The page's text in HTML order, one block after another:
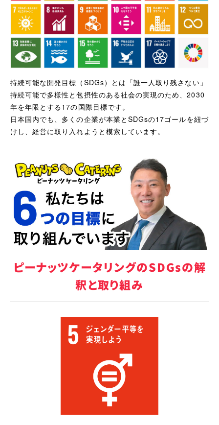
持続可能な開発目標（SDGs）とは「誰一人取り残さない」
持続可能で多様性と包摂性のある社会の実現のため、2030
年を年限とする17の国際目標です。
日本国内でも、多くの企業が本業とSDGsの17ゴールを紐づ
けし、経営に取り入れようと模索しています。
ピーナッツケータリングのSDGsの解
釈と取り組み